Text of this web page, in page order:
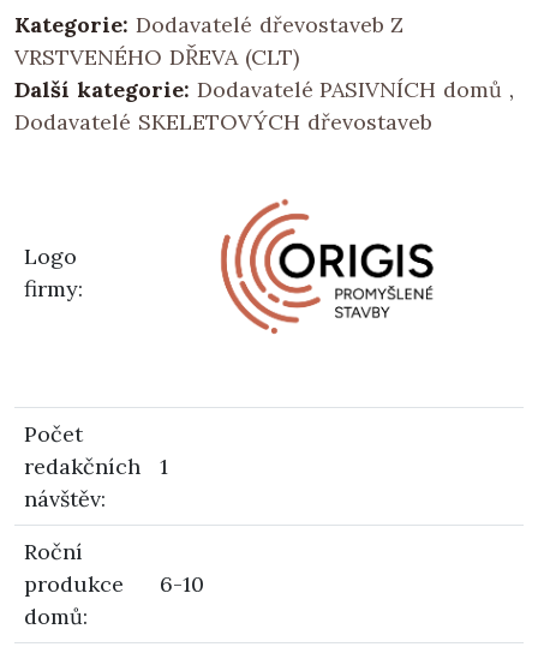
Kategorie: Dodavatelé dřevostaveb Z
VRSTVENÉHO DŘEVA (CLT)
Další kategorie: Dodavatelé PASIVNÍCH domů ,
Dodavatelé SKELETOVÝCH dřevostaveb
Logo
firmy:
Počet
redakčních
návštěv:
1
Roční
produkce
domů:
6-10